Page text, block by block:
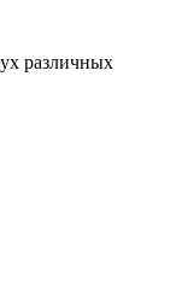
различных